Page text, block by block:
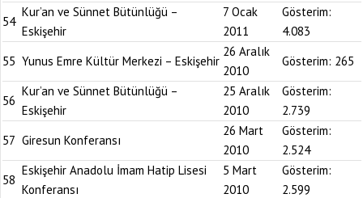
54
Kur’an ve Sünnet Bütünlüğü –
Eskişehir
7 Ocak
2011
Gösterim:
4.083
55 Yunus Emre Kültür Merkezi – Eskişehir
26 Aralık
2010
Gösterim: 265
56
Kur’an ve Sünnet Bütünlüğü –
Eskişehir
25 Aralık
2010
Gösterim:
2.739
57 Giresun Konferansı
26 Mart
2010
Gösterim:
2.524
58
Eskişehir Anadolu İmam Hatip Lisesi
Konferansı
5 Mart
2010
Gösterim:
2.599